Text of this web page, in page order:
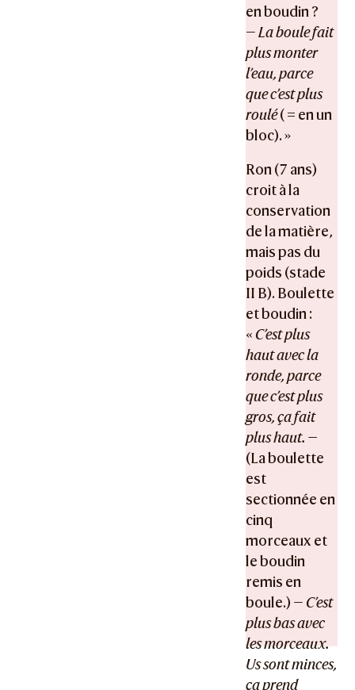
en boudin ?
—La boule fait
plus monter
l’eau, parce
que c’est plus
roulé( = en un
bloc). »
Ron (7 ans)
croit à la
conservation
de la matière,
mais pas du
poids (stade
II B). Boulette
et boudin :
« C’est plus
haut avec la
ronde, parce
que c’est plus
gros, ça fait
plus haut. —
(La boulette
est
sectionnée en
cinq
morceaux et
le boudin
remis en
boule.) — C’est
plus bas avec
les morceaux.
Us sont minces,
ça prend